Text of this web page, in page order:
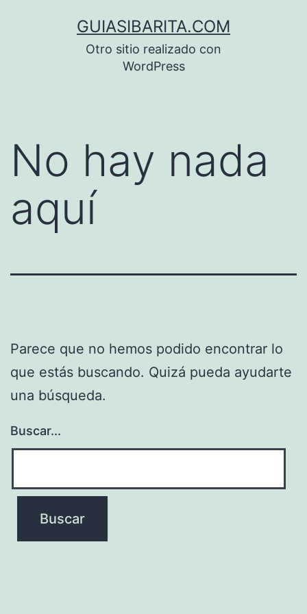
GUIASIBARITA.COM
Otro sitio realizado con
WordPress
No hay nada
aquí
Parece que no hemos podido encontrar lo
que estás buscando. Quizá pueda ayudarte
una búsqueda.
Buscar...